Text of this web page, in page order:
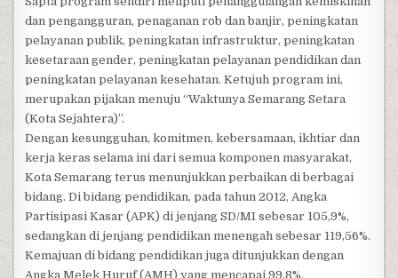
dan pengangguran, penaganan rob dan banjir, peningkatan
pelayanan publik, peningkatan infrastruktur, peningkatan
kesetaraan gender, peningkatan pelayanan pendidikan dan
peningkatan pelayanan kesehatan. Ketujuh program ini,
merupakan pijakan menuju “Waktunya Semarang Setara
(Kota Sejahtera)”.
Dengan kesungguhan, komitmen, kebersamaan, ikhtiar dan
kerja keras selama ini dari semua komponen masyarakat,
Kota Semarang terus menunjukkan perbaikan di berbagai
bidang. Di bidang pendidikan, pada tahun 2012, Angka
Partisipasi Kasar (APK) di jenjang SD/MI sebesar 105,9%,
sedangkan di jenjang pendidikan menengah sebesar 119,56%.
Kemajuan di bidang pendidikan juga ditunjukkan dengan
Angka Melek Huruf (AMH) yang mencapai 99,8%.